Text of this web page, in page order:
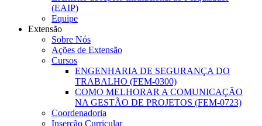
(EAIP)
Equipe
Extensão
Sobre Nós
Ações de Extensão
Cursos
ENGENHARIA DE SEGURANÇA DO
TRABALHO (FEM-0300)
COMO MELHORAR A COMUNICAÇÃO
NA GESTÃO DE PROJETOS (FEM-0723)
Coordenadoria
Inserção Curricular